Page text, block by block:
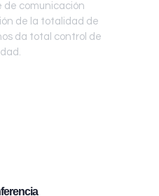
de comunicación
de la totalidad de
da total control de